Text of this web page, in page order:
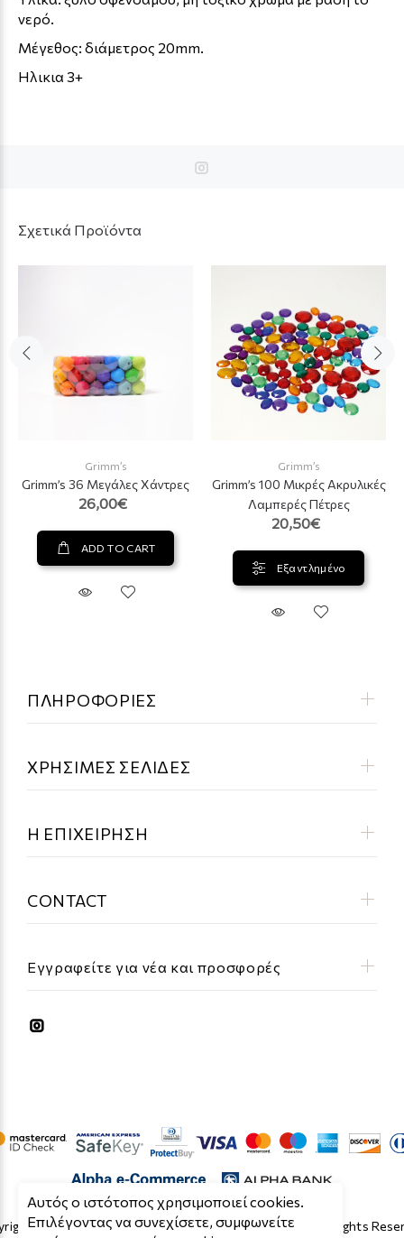
νερό.
Μέγεθος: διάμετρος 20mm.
Ηλικια 3+
Σχετικά Προϊόντα
Grimm’s
Grimm’s 36 Μεγάλες Χάντρες
26,00€
ADD TO CART
Grimm’s
Grimm’s 100 Μικρές Ακρυλικές
Λαμπερές Πέτρες
20,50€
Εξαντλημένο
Εγγραφείτε για νέα και προσφορές
ΠΛΗΡΟΦΟΡΙΕΣ
ΧΡΗΣΙΜΕΣ ΣΕΛΙΔΕΣ
Η ΕΠΙΧΕΙΡΗΣΗ
CONTACT
© 2019 - 2026 Κατασκευή Eshop by Cloud O.E. All Rights
Aυτός ο ιστότοπος χρησιμοποιεί cookies.
Επιλέγοντας να συνεχίσετε, συμφωνείτε